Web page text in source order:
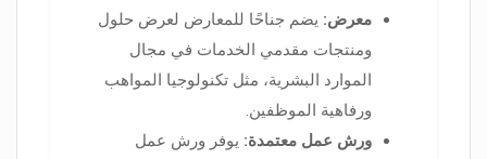
معرض: يضم جناحًا للمعارض لعرض حلول
ومنتجات مقدمي الخدمات في مجال
الموارد البشرية، مثل تكنولوجيا المواهب
ورفاهية الموظفين.
ورش عمل معتمدة: يوفر ورش عمل